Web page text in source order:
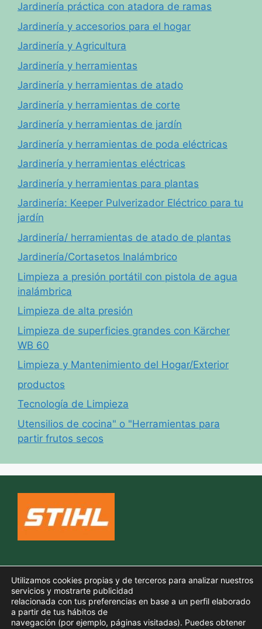
Jardinería práctica con atadora de ramas
Jardinería y accesorios para el hogar
Jardinería y Agricultura
Jardinería y herramientas
Jardinería y herramientas de atado
Jardinería y herramientas de corte
Jardinería y herramientas de jardín
Jardinería y herramientas de poda eléctricas
Jardinería y herramientas eléctricas
Jardinería y herramientas para plantas
Jardinería: Keeper Pulverizador Eléctrico para tu
jardín
Jardinería/ herramientas de atado de plantas
Jardinería/Cortasetos Inalámbrico
Limpieza a presión portátil con pistola de agua
inalámbrica
Limpieza de alta presión
Limpieza de superficies grandes con Kärcher
WB 60
Limpieza y Mantenimiento del Hogar/Exterior
productos
Tecnología de Limpieza
Utensilios de cocina" o "Herramientas para
partir frutos secos
Aviso legal
Política de privacidad
Utilizamos cookies propias y de terceros para analizar nuestros
servicios y mostrarte publicidad
relacionada con tus preferencias en base a un perfil elaborado
a partir de tus hábitos de
navegación (por ejemplo, páginas visitadas). Puedes obtener